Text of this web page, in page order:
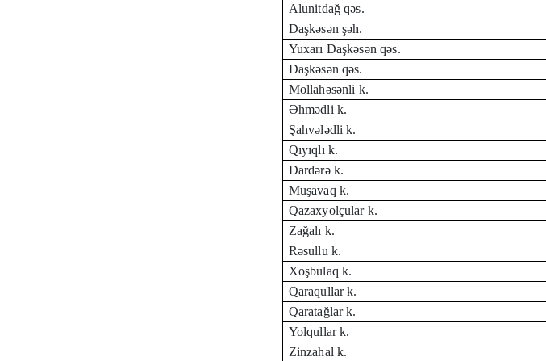
Alunitdağ qəs.
Daşkəsən şəh.
Yuxarı Daşkəsən qəs.
Daşkəsən qəs.
Mollahəsənli k.
Əhmədli k.
Şahvələdli k.
Qıyıqlı k.
Dardərə k.
Muşavaq k.
Qazaxyolçular k.
Zağalı k.
Rəsullu k.
Xoşbulaq k.
Qaraqullar k.
Qaratağlar k.
Yolqullar k.
Zinzahal k.